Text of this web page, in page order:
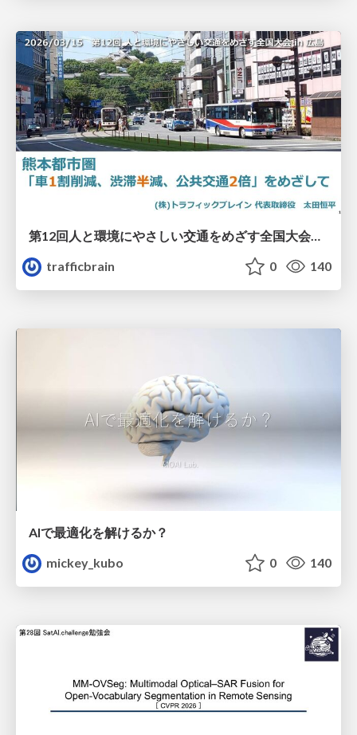
trafficbrain
0 140
AIで最適化を解けるか？
mickey_kubo
0 140